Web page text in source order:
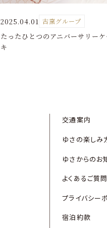
2025.04.01 古窯グループ
たったひとつのアニバーサリーケ
キ
交通案内
ゆさの楽しみ
ゆさからのお
よくあるご質
プライバシー
宿泊約款